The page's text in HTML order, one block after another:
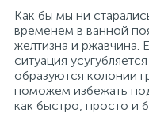
Как бы мы ни
временем в ванной
желтизна и ржавчина.
ситуация
образуются колонии
поможем избежать
как быстро, просто и